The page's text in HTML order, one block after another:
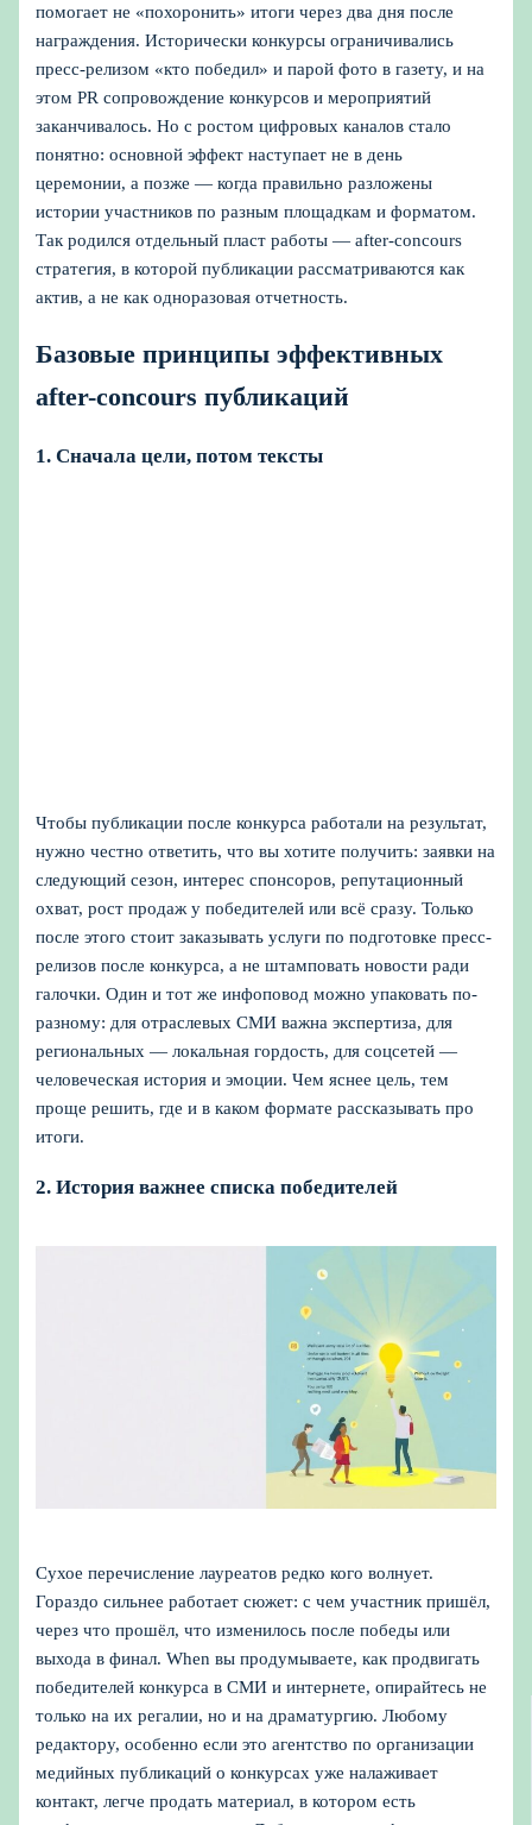
помогает не «похоронить» итоги через два дня после
награждения. Исторически конкурсы ограничивались
пресс-релизом «кто победил» и парой фото в газету, и на
этом PR сопровождение конкурсов и мероприятий
заканчивалось. Но с ростом цифровых каналов стало
понятно: основной эффект наступает не в день
церемонии, а позже — когда правильно разложены
истории участников по разным площадкам и форматом.
Так родился отдельный пласт работы — after-concours
стратегия, в которой публикации рассматриваются как
актив, а не как одноразовая отчетность.
Базовые принципы эффективных
after-concours публикаций
1. Сначала цели, потом тексты
Чтобы публикации после конкурса работали на результат,
нужно честно ответить, что вы хотите получить: заявки на
следующий сезон, интерес спонсоров, репутационный
охват, рост продаж у победителей или всё сразу. Только
после этого стоит заказывать услуги по подготовке пресс-
релизов после конкурса, а не штамповать новости ради
галочки. Один и тот же инфоповод можно упаковать по-
разному: для отраслевых СМИ важна экспертиза, для
региональных — локальная гордость, для соцсетей —
человеческая история и эмоции. Чем яснее цель, тем
проще решить, где и в каком формате рассказывать про
итоги.
2. История важнее списка победителей
Сухое перечисление лауреатов редко кого волнует.
Гораздо сильнее работает сюжет: с чем участник пришёл,
через что прошёл, что изменилось после победы или
выхода в финал. When вы продумываете, как продвигать
победителей конкурса в СМИ и интернете, опирайтесь не
только на их регалии, но и на драматургию. Любому
редактору, особенно если это агентство по организации
медийных публикаций о конкурсах уже налаживает
контакт, легче продать материал, в котором есть